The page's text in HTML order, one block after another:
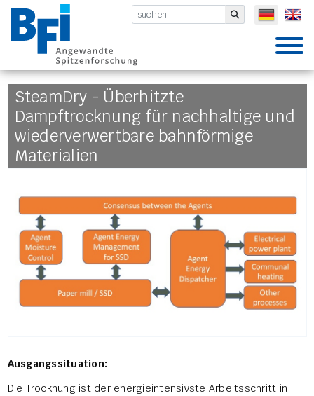
BFI VDEh- Submit
SteamDry - Überhitzte
Dampftrocknung für nachhaltige und
wiederverwertbare bahnförmige
Materialien
Ausgangssituation:
Die Trocknung ist der energieintensivste Arbeitsschritt in